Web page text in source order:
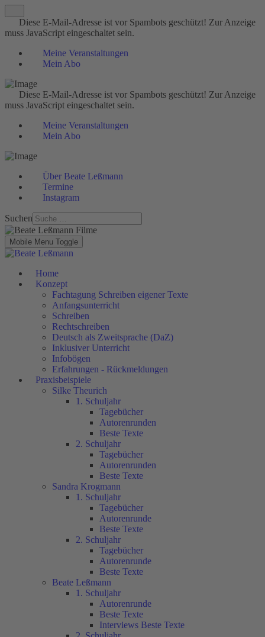
Diese E-Mail-Adresse ist vor Spambots geschützt! Zur Anzeige
muss JavaScript eingeschaltet sein.
Meine Veranstaltungen
Mein Abo
Diese E-Mail-Adresse ist vor Spambots geschützt! Zur Anzeige
muss JavaScript eingeschaltet sein.
Meine Veranstaltungen
Mein Abo
Über Beate Leßmann
Termine
Instagram
Suchen
Mobile Menu Toggle
Home
Konzept
Fachtagung Schreiben eigener Texte
Anfangsunterricht
Schreiben
Rechtschreiben
Deutsch als Zweitsprache (DaZ)
Inklusiver Unterricht
Infobögen
Erfahrungen - Rückmeldungen
Praxisbeispiele
Silke Theurich
1. Schuljahr
Tagebücher
Autorenrunden
Beste Texte
2. Schuljahr
Tagebücher
Autorenrunden
Beste Texte
Sandra Krogmann
1. Schuljahr
Tagebücher
Autorenrunde
Beste Texte
2. Schuljahr
Tagebücher
Autorenrunde
Beste Texte
Beate Leßmann
1. Schuljahr
Autorenrunde
Beste Texte
Interviews Beste Texte